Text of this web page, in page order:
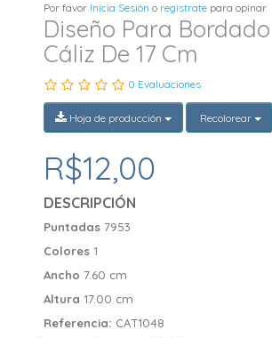
Por favor Inicia Sesión o registrate para opinar
Diseño Para Bordado
Cáliz De 17 Cm
0 Evaluaciones
Hoja de producción Recolorear
R$12,00
DESCRIPCIÓN
Puntadas 7953
Colores 1
Ancho 7.60 cm
Altura 17.00 cm
Referencia: CAT1048